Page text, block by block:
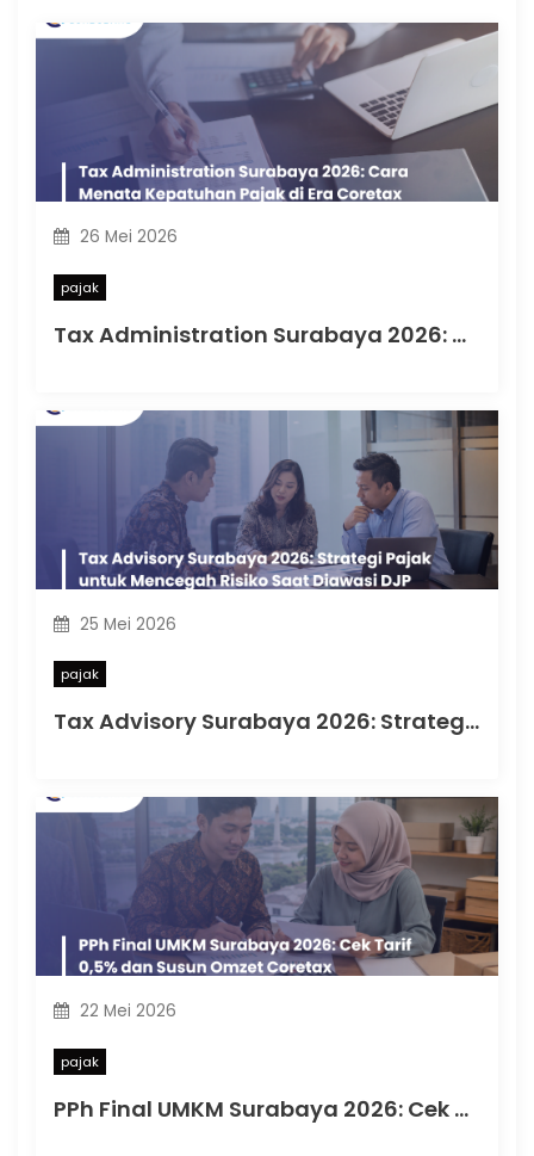
26 Mei 2026
pajak
Tax Administration Surabaya 2026: Cara Menata Kepatuhan Pajak di Era Coretax
25 Mei 2026
pajak
Tax Advisory Surabaya 2026: Strategi Pajak untuk Mencegah Risiko Saat Diawasi DJP
22 Mei 2026
pajak
PPh Final UMKM Surabaya 2026: Cek Tarif 0,5% dan Susun Omzet Coretax